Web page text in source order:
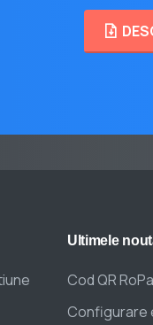
Ultimele
Cod QR
Configurare